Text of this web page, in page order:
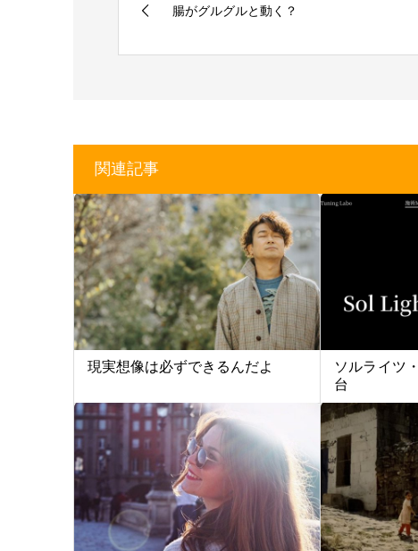
腸がグルグルと動く？
関連記事
現実想像は必ずできるんだよ
ソルライツ
台